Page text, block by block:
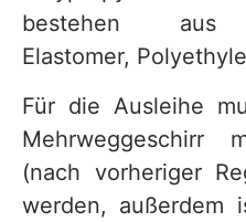
bestehen aus
Elastomer,
Für die Ausleihe
Mehrweggeschirr
(nach vorheriger
werden, außerdem